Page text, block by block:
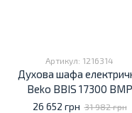
Артикул: 1216314
Духова шафа
Beko BBIS 17300 BMP
26 652 грн 31 982 грн